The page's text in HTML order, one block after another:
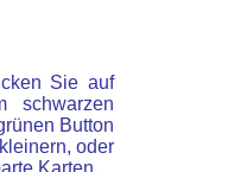
Sie auf
schwarzen
Button
oder
Karten.